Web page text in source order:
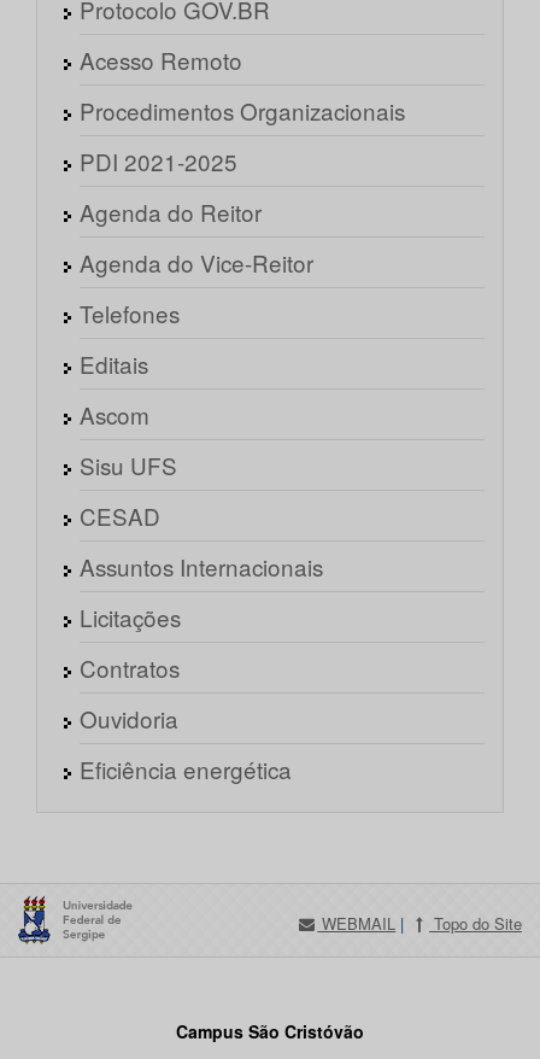
Protocolo GOV.BR
Acesso Remoto
Procedimentos Organizacionais
PDI 2021-2025
Agenda do Reitor
Agenda do Vice-Reitor
Telefones
Editais
Ascom
Sisu UFS
CESAD
Assuntos Internacionais
Licitações
Contratos
Ouvidoria
Eficiência energética
WEBMAIL | Topo do Site
Campus São Cristóvão